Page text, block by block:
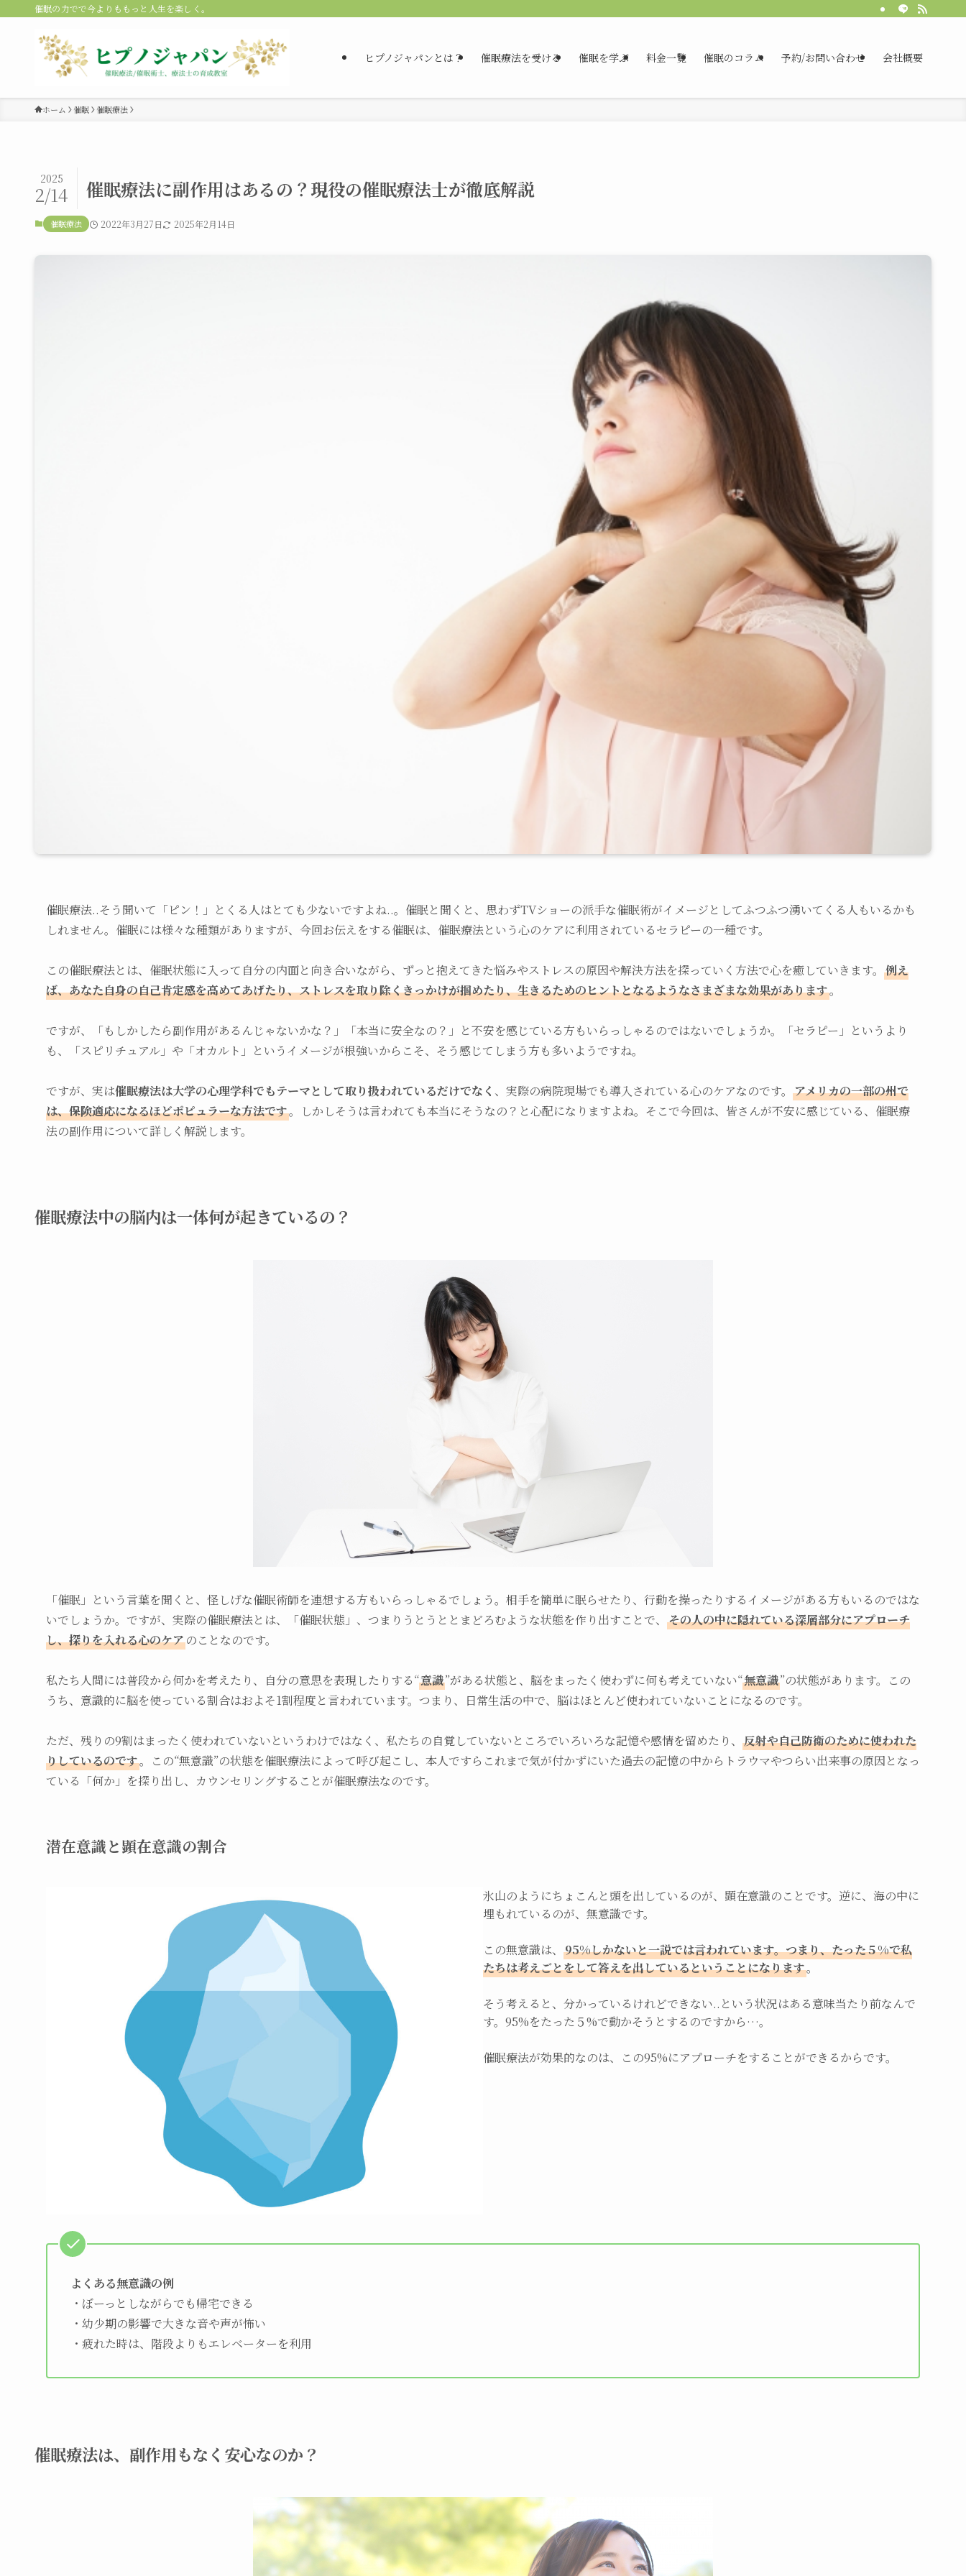
催眠の力でで今よりももっと人生を楽しく。
ヒプノジャパンとは？ 催眠療法を受ける 催眠を学ぶ 料金一覧 催眠のコラム 予約/お問い合わせ 会社概要
ホーム 催眠 催眠療法
催眠療法に副作用はあるの？現役の催眠療法士が徹底解説
2025
2/14
催眠療法 2022年3月27日 2025年2月14日
催眠療法..そう聞いて「ピン！」とくる人はとても少ないですよね..。催眠と聞くと、思わずTVショーの派手な催眠術がイメージとしてふつふつ湧いてくる人もいるかも
しれません。催眠には様々な種類がありますが、今回お伝えをする催眠は、催眠療法という心のケアに利用されているセラピーの一種です。
この催眠療法とは、催眠状態に入って自分の内面と向き合いながら、ずっと抱えてきた悩みやストレスの原因や解決方法を探っていく方法で心を癒していきます。 例え
ば、あなた自身の自己肯定感を高めてあげたり、ストレスを取り除くきっかけが掴めたり、生きるためのヒントとなるようなさまざまな効果があります。
ですが、「もしかしたら副作用があるんじゃないかな？」「本当に安全なの？」と不安を感じている方もいらっしゃるのではないでしょうか。「セラピー」というより
も、「スピリチュアル」や「オカルト」というイメージが根強いからこそ、そう感じてしまう方も多いようですね。
ですが、実は催眠療法は大学の心理学科でもテーマとして取り扱われているだけでなく 、実際の病院現場でも導入されている心のケアなのです。 アメリカの一部の州で
は、保険適応になるほどポピュラーな方法です。しかしそうは言われても本当にそうなの？と心配になりますよね。そこで今回は、皆さんが不安に感じている、催眠療
法の副作用について詳しく解説します。
催眠療法中の脳内は一体何が起きているの？
「催眠」という言葉を聞くと、怪しげな催眠術師を連想する方もいらっしゃるでしょう。相手を簡単に眠らせたり、行動を操ったりするイメージがある方もいるのではな
いでしょうか。ですが、実際の催眠療法とは、「催眠状態」、つまりうとうととまどろむような状態を作り出すことで、 その人の中に隠れている深層部分にアプローチ
し、探りを入れる心のケアのことなのです。
私たち人間には普段から何かを考えたり、自分の意思を表現したりする“意識”がある状態と、脳をまったく使わずに何も考えていない“無意識”の状態があります。この
うち、意識的に脳を使っている割合はおよそ1割程度と言われています。つまり、日常生活の中で、脳はほとんど使われていないことになるのです。
ただ、残りの9割はまったく使われていないというわけではなく、私たちの自覚していないところでいろいろな記憶や感情を留めたり、 反射や自己防衛のために使われた
りしているのです。この“無意識”の状態を催眠療法によって呼び起こし、本人ですらこれまで気が付かずにいた過去の記憶の中からトラウマやつらい出来事の原因となっ
ている「何か」を探り出し、カウンセリングすることが催眠療法なのです。
潜在意識と顕在意識の割合
氷山のようにちょこんと頭を出しているのが、顕在意識のことです。逆に、海の中に
埋もれているのが、無意識です。
この無意識は、 95%しかないと一説では言われています。つまり、たった５%で私
たちは考えごとをして答えを出しているということになります。
そう考えると、分かっているけれどできない..という状況はある意味当たり前なんで
す。95%をたった５%で動かそうとするのですから…。
催眠療法が効果的なのは、この95%にアプローチをすることができるからです。
よくある無意識の例
・ぼーっとしながらでも帰宅できる
・幼少期の影響で大きな音や声が怖い
・疲れた時は、階段よりもエレベーターを利用
催眠療法は、副作用もなく安心なのか？